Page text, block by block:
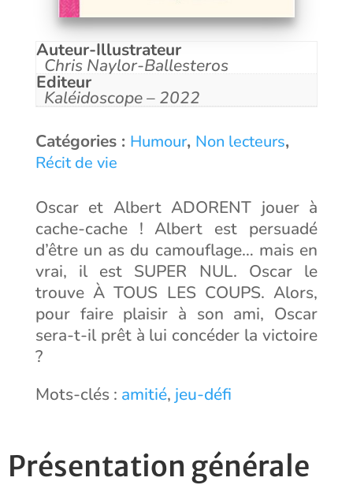
Auteur-Illustrateur
Chris Naylor-Ballesteros
Editeur
Kaléidoscope – 2022
Catégories : Humour, Non lecteurs,
Récit de vie
Oscar et Albert ADORENT jouer à
cache-cache ! Albert est persuadé
d’être un as du camouflage… mais en
vrai, il est SUPER NUL. Oscar le
trouve À TOUS LES COUPS. Alors,
pour faire plaisir à son ami, Oscar
sera-t-il prêt à lui concéder la victoire
?
Mots-clés : amitié, jeu-défi
Présentation générale